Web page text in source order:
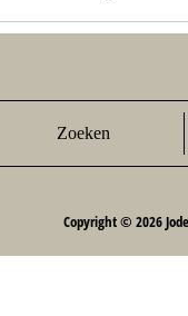
Zoeken
Copyright © 2026